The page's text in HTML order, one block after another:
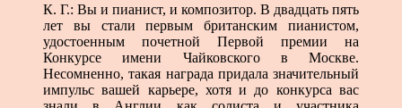
К. Г.: Вы и пианист, и композитор. В двадцать пять
лет вы стали первым британским пианистом,
удостоенным почетной Первой премии на
Конкурсе имени Чайковского в Москве.
Несомненно, такая награда придала значительный
импульс вашей карьере, хотя и до конкурса вас